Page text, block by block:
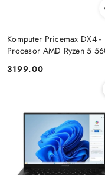
Komputer Pricemax DX4 -
Procesor AMD Ryzen 5
512GB Win 11 PRO
Cena:
3199.00